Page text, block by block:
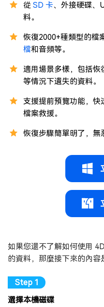
從 SD 卡、外接硬碟、
料。
恢復2000+種類型的檔
檔和音頻等。
適用場景多樣，包括恢
等情況下遺失的資料。
支援提前預覽功能，快
檔案救援。
恢復步驟簡單明了，無
如果您還不了解如何使用
的資料，那麼接下來的內容
選擇本機磁碟